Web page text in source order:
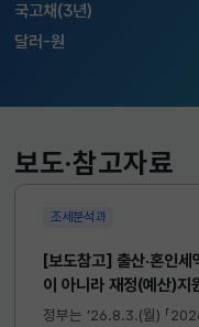
국고채(3년)
달러-원
KOSPI
국고채(3년)
보도·참고자료
조세분석과
[보도참고] 출산·혼인
이 아니라 재정(예산)지
정부는 ’26.8.3.(월) 「